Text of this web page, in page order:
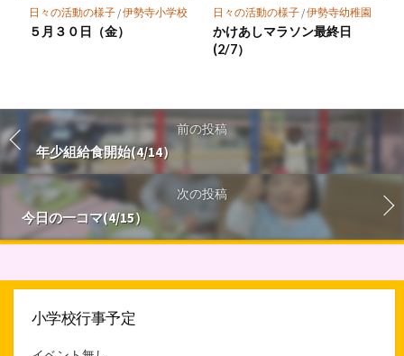
日々の活動の様子/伊勢寺小学校
５月３０日（金）
日々の活動の様子/伊勢寺幼稚園
かけあしマラソン最終日
(2/7）
前の投稿
年少組給食開始(4/14）
次の投稿
今日の一コマ(4/15）
小学校行事予定